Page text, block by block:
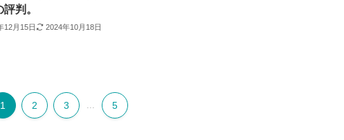
判。
12月15日 2024年10月18日
1 2 3 5